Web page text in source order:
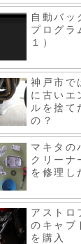
自動バ
プログラ
１）
神戸市で
に古いエ
ルを捨て
の？
マキタの
クリー
を修理し
アストロ
のキャブ
を購入